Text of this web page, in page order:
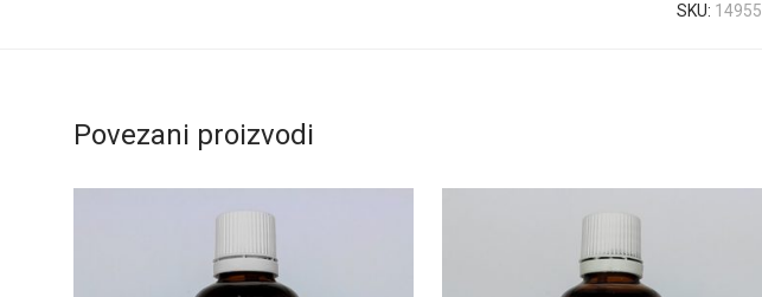
SKU: 14955
Povezani proizvodi